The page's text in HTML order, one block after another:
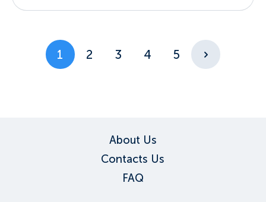
1 2 3 4 5
About Us
Contacts Us
FAQ